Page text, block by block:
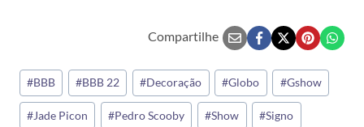
Compartilhe
Tags
do
Post:
#BBB #BBB 22 #Decoração #Globo #Gshow
#Jade Picon #Pedro Scooby #Show #Signo